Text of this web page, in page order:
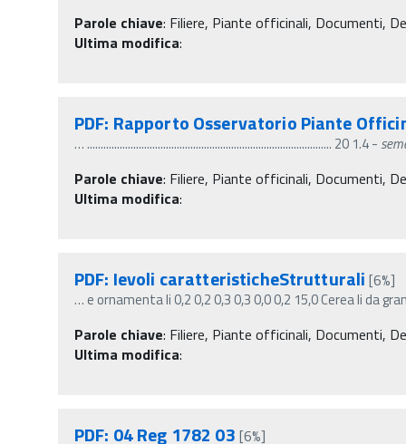
Parole chiave: Filiere, Piante officinali, Documenti,
Ultima modifica:
PDF: Rapporto Osservatorio Piante
….......................................................................................... 20 1.4 -
Parole chiave: Filiere, Piante officinali, Documenti,
Ultima modifica:
PDF: Ievoli caratteristicheStrutturali [6%]
… e ornamenta li 0,2 0,2 0,3 0,3 0,0 0,2 15,0 Cerea li da
Parole chiave: Filiere, Piante officinali, Documenti,
Ultima modifica:
PDF: 04 Reg 1782 03 [6%]